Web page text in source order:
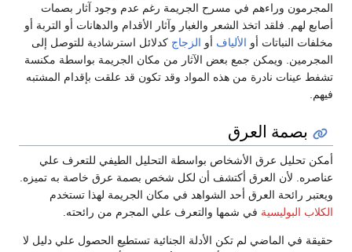
المجرمون وراءهم في مسرح الجريمة رغم عدم وجود آثار بصمات
أصابع لهم. فلقد اتخذ الشعر والغبار وآثار الأقدام والدهانات أو التربة أو
مخلفات النباتات أو الألياف أو الزجاج كدلائل استرشادية للتوصل إلى
المجرمين. ويمكن جمع بعض الآثار من مكان الجريمة بواسطة مكنسة
تشفط عينات نادرة من هذه المواد وقد تكون قد علقت بإقدام المشتبه
فيهم.
بصمة العرق
أمكن تحليل عرق الأشخاص بواسطة التحليل الطيفي للتعرف علي
عناصره. لأن العرق أكتشف أن لكل شخص بصمة عرق خاصة به تميزه.
ويعتبر رائحة العرق أحد الشواهد في مكان الجريمة لهذا تستخدم
الكلاب البوليسية في شمها والتعرف علي المجرم من رائحته.
حقيقة في الماضي لم تكن الأدلة الجنائية تستطيع الحصول علي دليل لا